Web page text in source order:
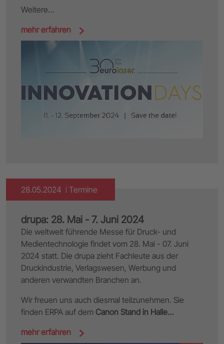
Weitere…
mehr erfahren
28.05.2024 Termine
drupa: 28. Mai - 7. Juni 2024
Die weltweit führende Messe für Druck- und
Medientechnologie findet vom 28. Mai - 07. Juni
2024 statt. Die drupa zieht Fachleute aus der
Druckindustrie, Verlagswesen, Werbung und
anderen verwandten Branchen an.
Wir freuen uns auch diesmal teilzunehmen. Sie
finden ERPA auf dem Canon Stand in Halle…
mehr erfahren